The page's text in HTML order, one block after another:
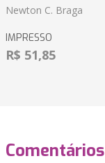
Newton C. Braga
IMPRESSO
R$ 51,85
Comentários